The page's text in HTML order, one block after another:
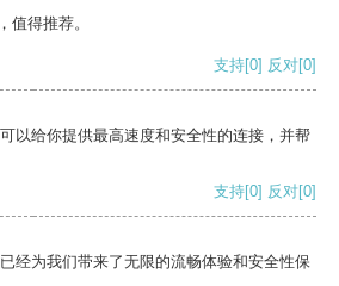
值得推荐。
支持[0] 反对[0]
以给你提供最高速度和安全性的连接，并帮
支持[0] 反对[0]
经为我们带来了无限的流畅体验和安全性保